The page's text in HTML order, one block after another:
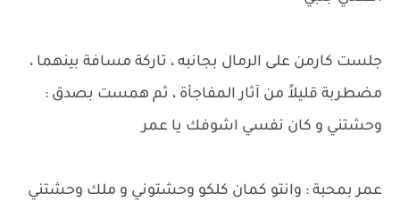
جلست كارمن على الرمال بجانبه ، تاركة مسافة بينهما ،
مضطربة قليلاً من آثار المفاجأة ، ثم همست بصدق :
وحشتني و كان نفسي اشوفك يا عمر
عمر بمحبة : وانتو كمان كلكو وحشتوني و ملك وحشتني